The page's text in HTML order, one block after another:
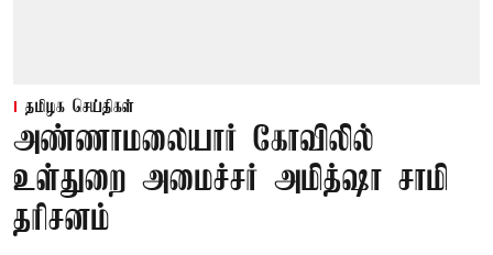
தமிழக செய்திகள்
அண்ணாமலையார் கோவிலில்
உள்துறை அமைச்சர் அமித்ஷா சாமி
தரிசனம்